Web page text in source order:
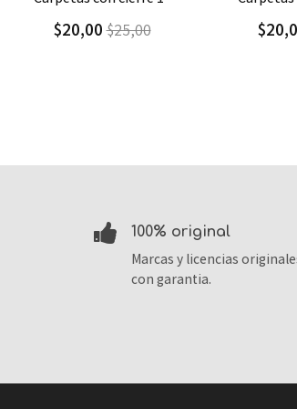
$20,00$25,00
100% original
Marcas y licencias
con garantia.